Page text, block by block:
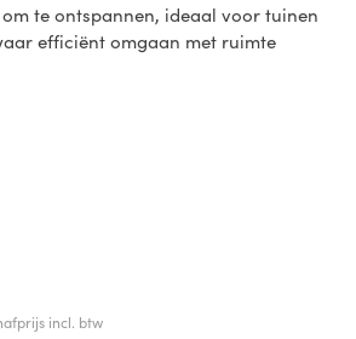
om te ontspannen, ideaal voor tuinen
efficiënt omgaan met ruimte
incl. btw